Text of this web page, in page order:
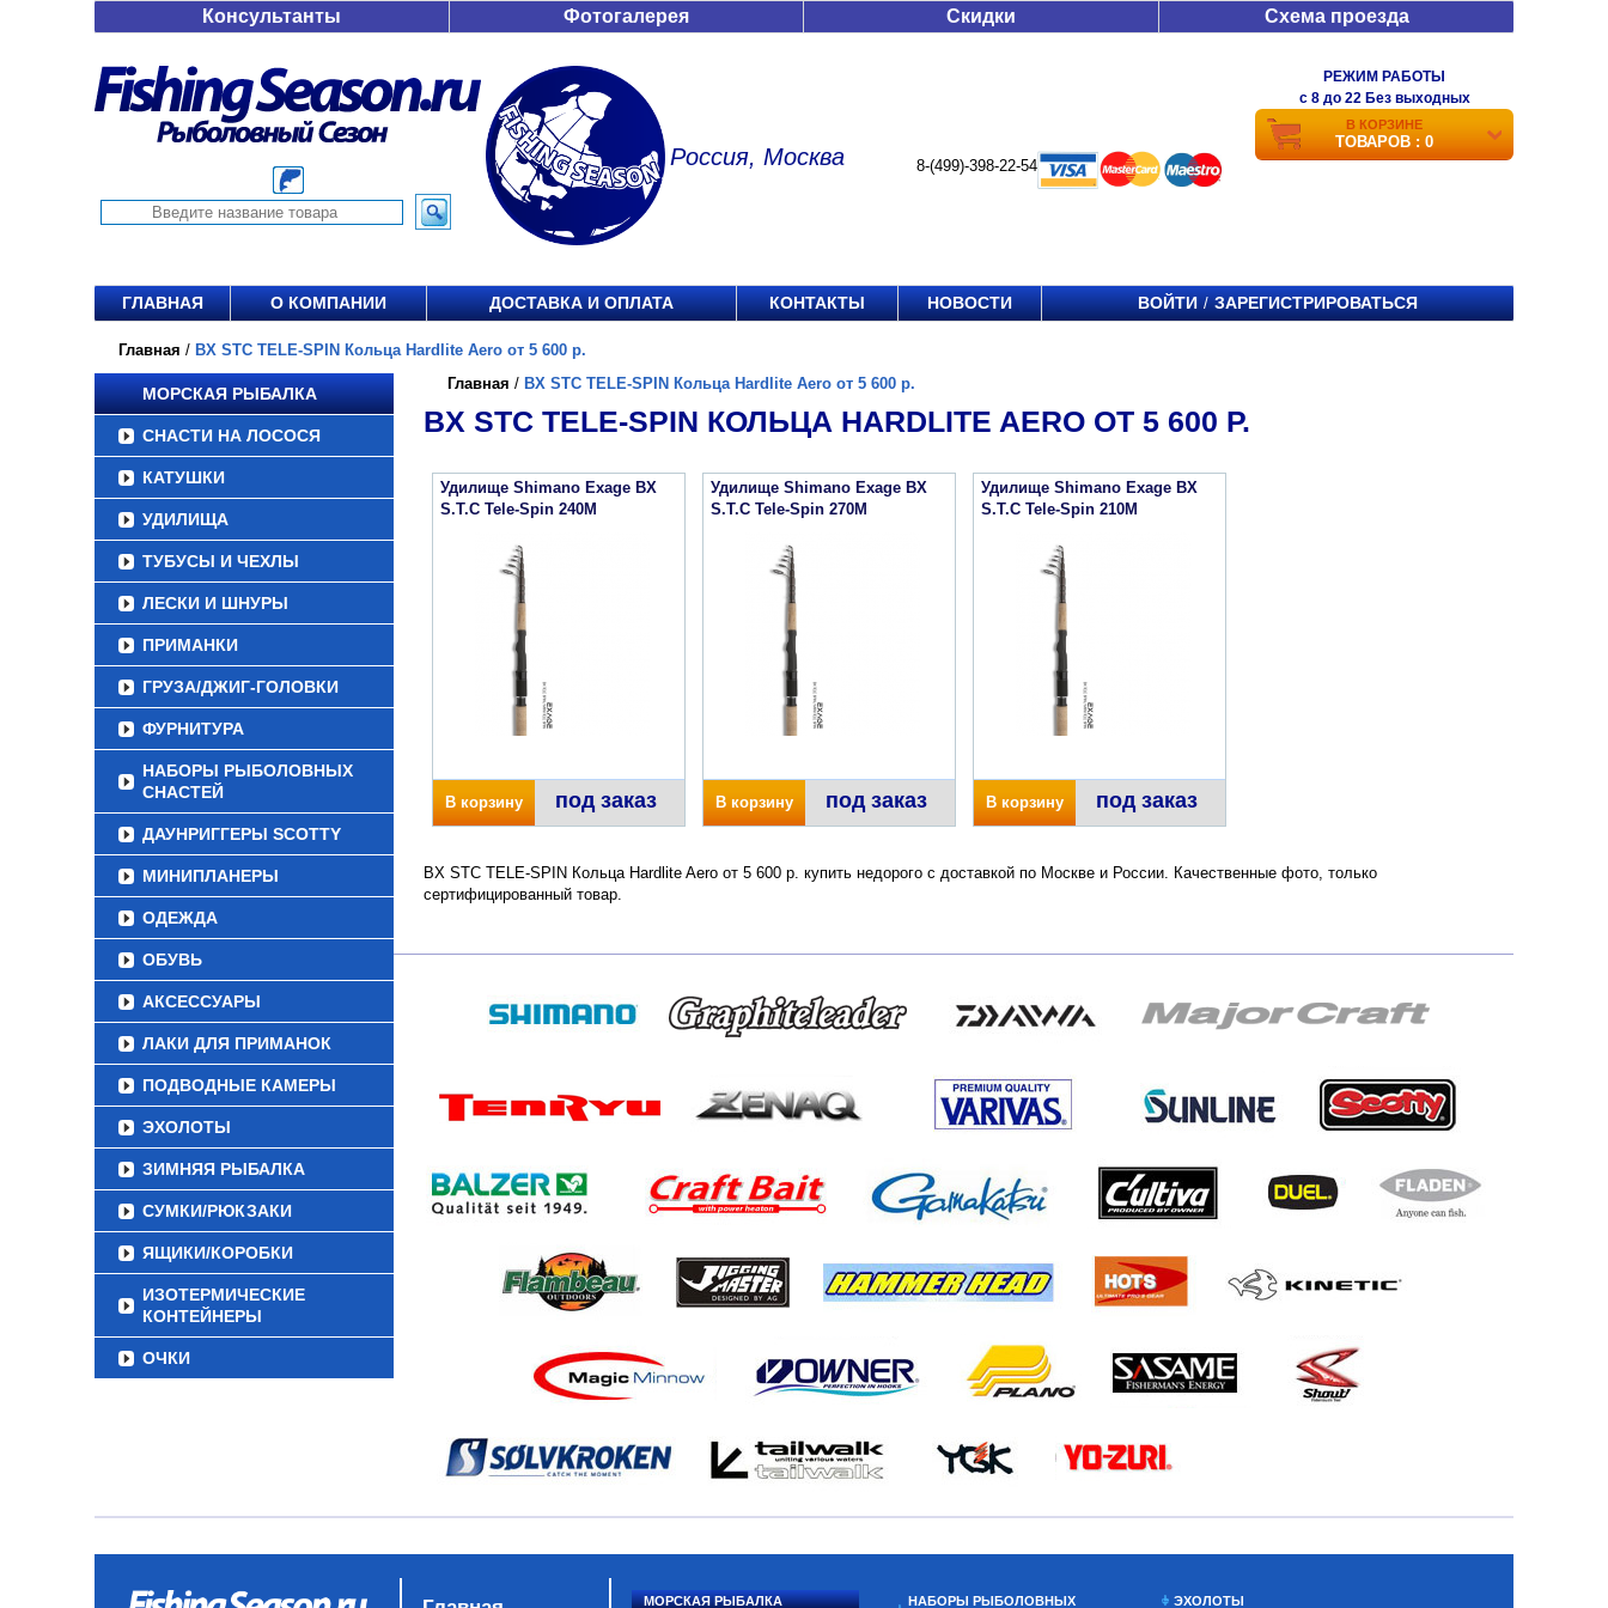
Консультанты Фотогалерея Скидки Схема проезда
Россия, Москва 8-(499)-398-22-54
РЕЖИМ РАБОТЫ
c 8 до 22 Без выходных
В КОРЗИНЕ
ТОВАРОВ : 0
ГЛАВНАЯ О КОМПАНИИ ДОСТАВКА И ОПЛАТА КОНТАКТЫ НОВОСТИ ВОЙТИ / ЗАРЕГИСТРИРОВАТЬСЯ
Главная / BX STC TELE-SPIN Кольца Hardlite Aero от 5 600 р.
МОРСКАЯ РЫБАЛКА
СНАСТИ НА ЛОСОСЯ
КАТУШКИ
УДИЛИЩА
ТУБУСЫ И ЧЕХЛЫ
ЛЕСКИ И ШНУРЫ
ПРИМАНКИ
ГРУЗА/ДЖИГ-ГОЛОВКИ
ФУРНИТУРА
НАБОРЫ РЫБОЛОВНЫХ
СНАСТЕЙ
ДАУНРИГГЕРЫ SCOTTY
МИНИПЛАНЕРЫ
ОДЕЖДА
ОБУВЬ
АКСЕССУАРЫ
ЛАКИ ДЛЯ ПРИМАНОК
ПОДВОДНЫЕ КАМЕРЫ
ЭХОЛОТЫ
ЗИМНЯЯ РЫБАЛКА
СУМКИ/РЮКЗАКИ
ЯЩИКИ/КОРОБКИ
ИЗОТЕРМИЧЕСКИЕ
КОНТЕЙНЕРЫ
ОЧКИ
Главная / BX STC TELE-SPIN Кольца Hardlite Aero от 5 600 р.
BX STC TELE-SPIN КОЛЬЦА HARDLITE AERO ОТ 5 600 Р.
Удилище Shimano Exage BX
S.T.C Tele-Spin 240M
В корзину под заказ
Удилище Shimano Exage BX
S.T.C Tele-Spin 270M
В корзину под заказ
Удилище Shimano Exage BX
S.T.C Tele-Spin 210M
В корзину под заказ
BX STC TELE-SPIN Кольца Hardlite Aero от 5 600 р. купить недорого с доставкой по Москве и России. Качественные фото, только
сертифицированный товар.
МОРСКАЯ РЫБАЛКА НАБОРЫ РЫБОЛОВНЫХ ЭХОЛОТЫ